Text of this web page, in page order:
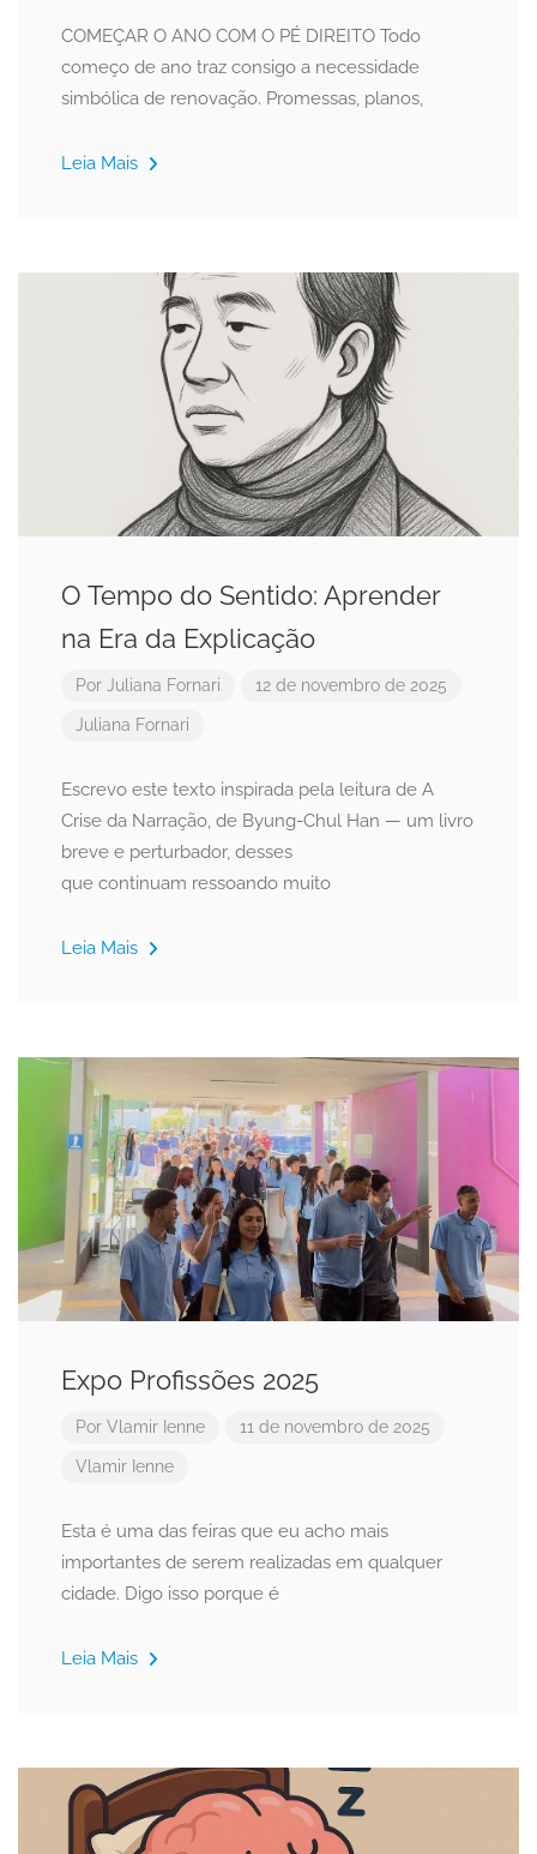
COMEÇAR O ANO COM O PÉ DIREITO Todo
começo de ano traz consigo a necessidade
simbólica de renovação. Promessas, planos,
Leia Mais
O Tempo do Sentido: Aprender
na Era da Explicação
Por Juliana Fornari 12 de novembro de 2025
Juliana Fornari
Escrevo este texto inspirada pela leitura de A
Crise da Narração, de Byung-Chul Han — um livro
breve e perturbador, desses
que continuam ressoando muito
Leia Mais
Expo Profissões 2025
Por Vlamir Ienne 11 de novembro de 2025
Vlamir Ienne
Esta é uma das feiras que eu acho mais
importantes de serem realizadas em qualquer
cidade. Digo isso porque é
Leia Mais